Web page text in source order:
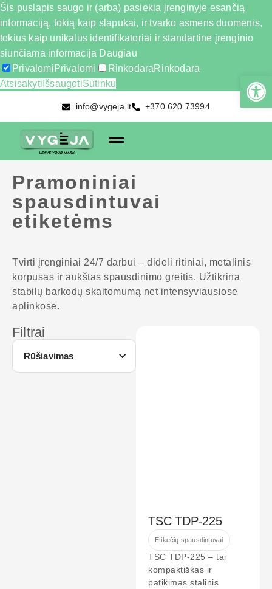
Šis puslapis saugo ir (arba) pasiekia įrenginyje esančią
informaciją, tokią kaip slapukai, ir tvarko asmens duomenis,
tokius kaip unikalūs identifikatoriai ir standartinė įrenginio
siunčiama informacija Daugiau
PrivalomiPrivalomi RinkodaraRinkodara
Atsisakyti IšsaugotiSutinku
info@vygeja.lt +370 620 73994
Pramoniniai
spausdintuvai
etiketėms
Tvirti įrenginiai 24/7 darbui – dideli ritiniai, metalinis
korpusas ir aukštas spausdinimo greitis. Užtikrina
stabilų barkodų skaitomumą net intensyviausiose
aplinkose.
TSC TDP-225
Etikečių spausdintuvai
TSC TDP-225 – tai
kompaktiškas ir
patikimas stalinis
Filtrai
Rūšiavimas